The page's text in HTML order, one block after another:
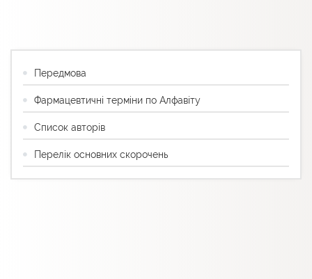
Передмова
Фармацевтичні терміни по Алфавіту
Список авторів
Перелік основних скорочень